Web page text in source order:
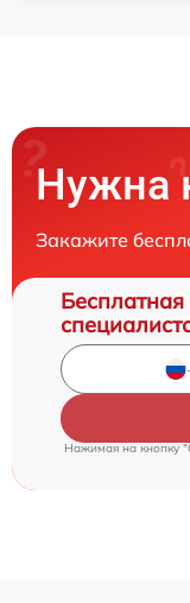
Нужна
Закажите
Нажимая на кнопку